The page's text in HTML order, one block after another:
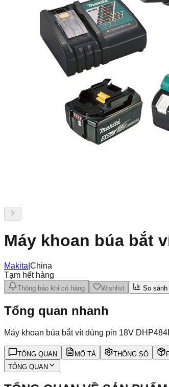
Máy khoan búa bắt
Makita China
Tạm hết hàng
Thông báo khi có hàng Wishlist So sánh
Tổng quan nhanh
Máy khoan búa bắt vít dùng pin 18V
TỔNG QUAN MÔ TẢ THÔNG SỐ
TỔNG QUAN